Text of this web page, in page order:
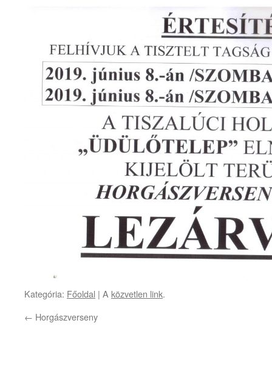
Kategória: Főoldal | A közvetlen link.
← Horgászverseny